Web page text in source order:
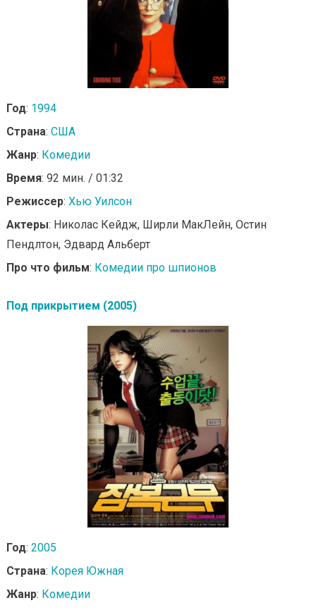
Год: 1994
Страна: США
Жанр: Комедии
Время: 92 мин. / 01:32
Режиссер: Хью Уилсон
Актеры: Николас Кейдж, Ширли МакЛейн, Остин
Пендлтон, Эдвард Альберт
Про что фильм: Комедии про шпионов
Под прикрытием (2005)
Год: 2005
Страна: Корея Южная
Жанр: Комедии